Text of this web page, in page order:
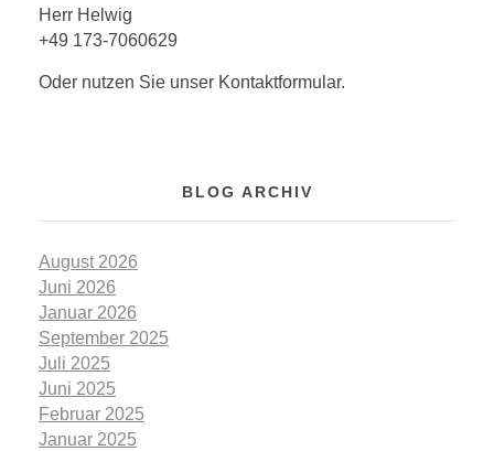
Herr Helwig
+49 173-7060629
Oder nutzen Sie unser Kontaktformular.
BLOG ARCHIV
August 2026
Juni 2026
Januar 2026
September 2025
Juli 2025
Juni 2025
Februar 2025
Januar 2025